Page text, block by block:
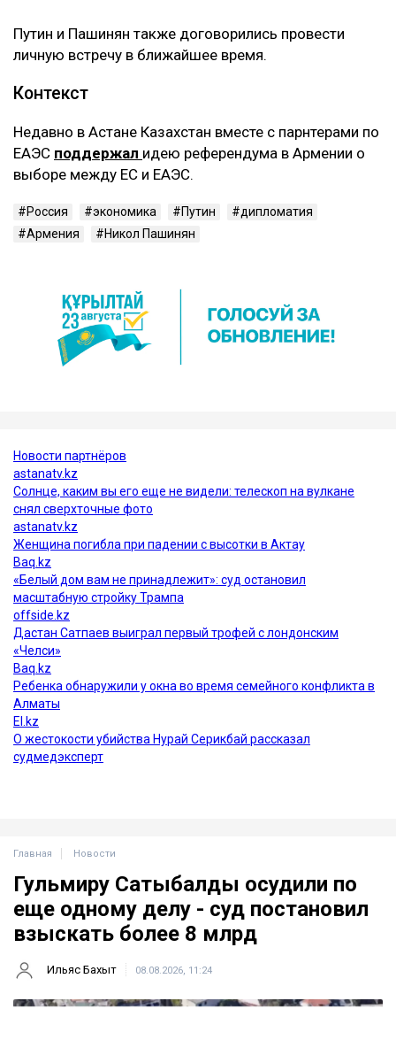
Путин и Пашинян также договорились провести
личную встречу в ближайшее время.
Контекст
Недавно в Астане Казахстан вместе с парнтерами по
ЕАЭС поддержал идею референдума в Армении о
выборе между ЕС и ЕАЭС.
Россия экономика Путин
дипломатия
Армения
Никол Пашинян